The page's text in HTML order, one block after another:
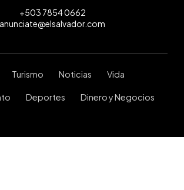
+503 7854 0662
anunciate@elsalvador.com
Turismo Noticias Vida
Deportes Dinero y Negocios